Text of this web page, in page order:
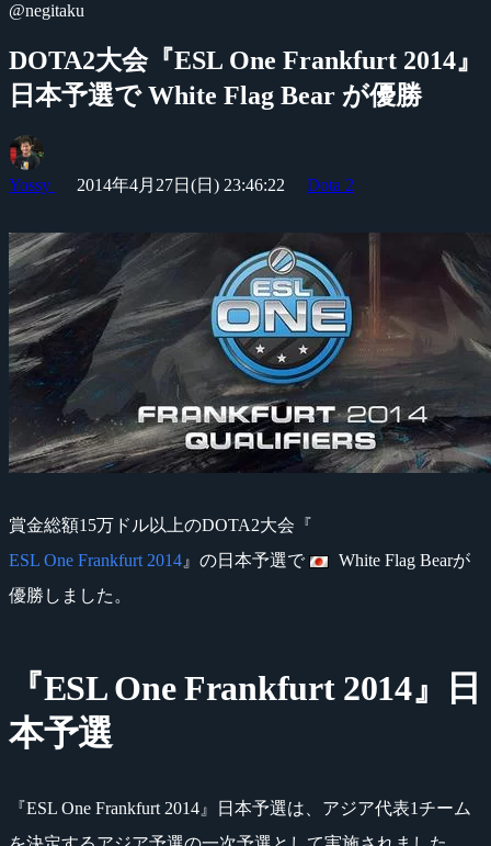
@negitaku
DOTA2大会『ESL One Frankfurt 2014』
日本予選で White Flag Bear が優勝
Yossy 2014年4月27日(日) 23:46:22 Dota 2
賞金総額15万ドル以上のDOTA2大会『
ESL One Frankfurt 2014 』の日本予選で
White Flag Bearが
優勝しました。
『ESL One Frankfurt 2014』日
本予選
『ESL One Frankfurt 2014』日本予選は、アジア代表1チーム